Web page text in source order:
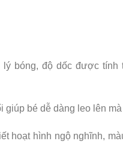
bóng, độ dốc được tính
giúp bé dễ dàng leo lên
hoạt hình ngộ nghĩnh,